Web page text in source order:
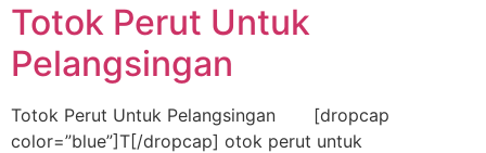
Totok Perut Untuk
Pelangsingan
Totok Perut Untuk Pelangsingan [dropcap
color=”blue”]T[/dropcap] otok perut untuk